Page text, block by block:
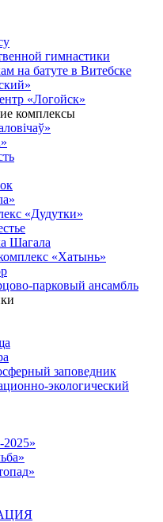
гимнастики
на батуте в Витебске
«Логойск»
комплексы
«Дудутки»
Шагала
«Хатынь»
парковый ансамбль
заповедник
экологический
2025»